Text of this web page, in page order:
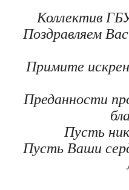
Коллектив
Поздравляем
Примите
Преданности
Пусть
Пусть Ваши